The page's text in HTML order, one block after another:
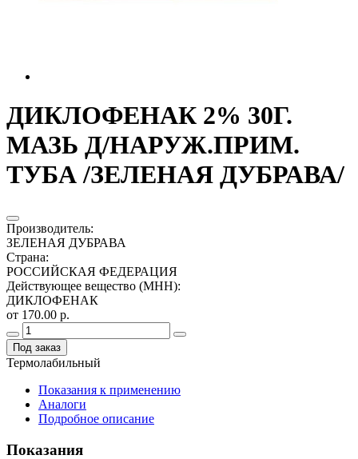
ДИКЛОФЕНАК 2% 30Г.
МАЗЬ Д/НАРУЖ.ПРИМ.
ТУБА /ЗЕЛЕНАЯ ДУБРАВА/
Производитель:
ЗЕЛЕНАЯ ДУБРАВА
Страна:
РОССИЙСКАЯ ФЕДЕРАЦИЯ
Действующее вещество (МНН):
ДИКЛОФЕНАК
от 170.00 р.
Под заказ
Термолабильный
Показания к применению
Аналоги
Подробное описание
Показания